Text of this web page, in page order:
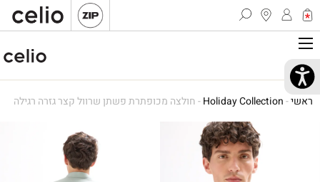
ראשי-
Holiday Collection
-חולצה מכופתרת פשתן שרוול קצר גזרה רגילה